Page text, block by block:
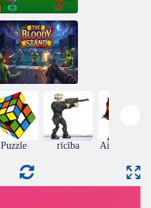
99 naktis mežā
— kaujas
vienības
Asiņainais
stends
Puzzle rīcība
Aizsardzību